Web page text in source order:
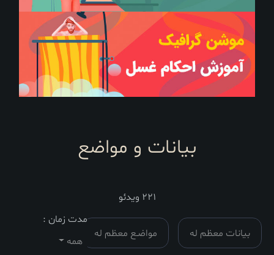
بیانات و مواضع
221 ویدئو
بیانات معظم له مواضـع معظم له
مدت زمان :
همه